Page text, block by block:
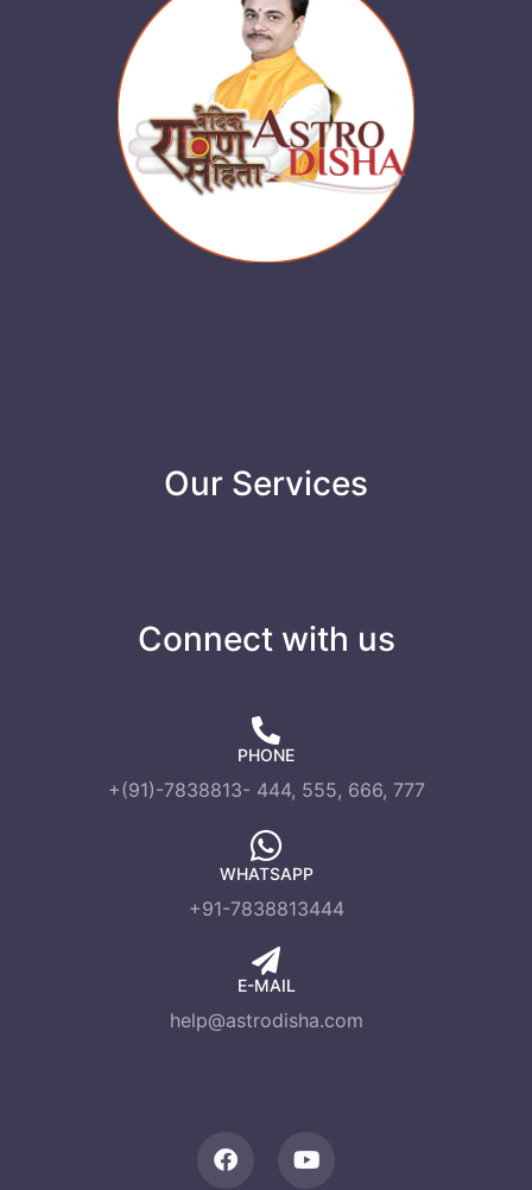
Our Services
Connect with us
PHONE
+(91)-7838813- 444, 555, 666, 777
WHATSAPP
+91-7838813444
E-MAIL
help@astrodisha.com